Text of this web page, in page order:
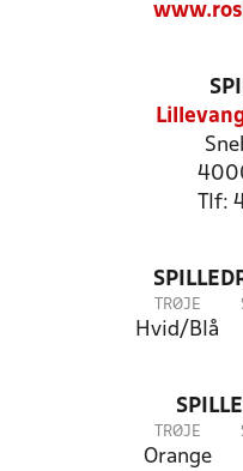
Tlf:
TRØJE
Hvid/Blå
TRØJE
Orange